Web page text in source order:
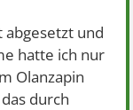
und
hatte ich nur
Olanzapin
durch